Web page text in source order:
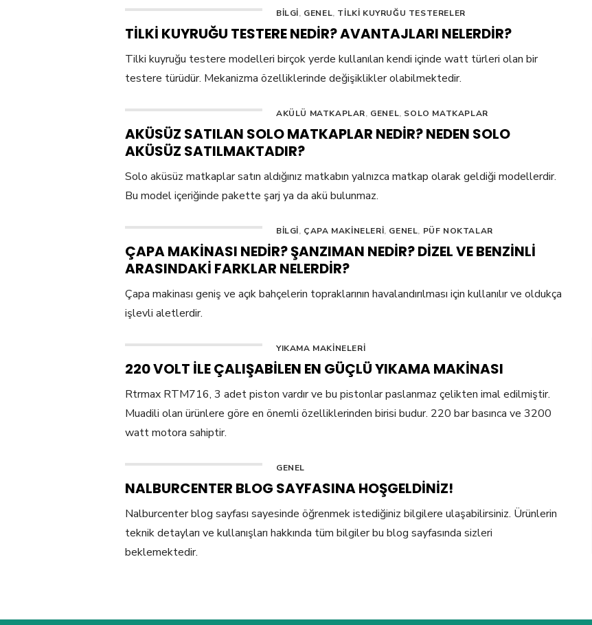
BILGI, GENEL, TILKI KUYRUĞU TESTERELER
TILKI KUYRUĞU TESTERE NEDIR? AVANTAJLARI NELERDIR?
Tilki kuyruğu testere modelleri birçok yerde kullanılan kendi içinde watt türleri olan bir
testere türüdür. Mekanizma özelliklerinde değişiklikler olabilmektedir.
AKÜLÜ MATKAPLAR, GENEL, SOLO MATKAPLAR
AKÜSÜZ SATILAN SOLO MATKAPLAR NEDIR? NEDEN SOLO
AKÜSÜZ SATILMAKTADIR?
Solo aküsüz matkaplar satın aldığınız matkabın yalnızca matkap olarak geldiği modellerdir.
Bu model içeriğinde pakette şarj ya da akü bulunmaz.
BILGI, ÇAPA MAKINELERI, GENEL, PÜF NOKTALAR
ÇAPA MAKINASI NEDIR? ŞANZIMAN NEDIR? DIZEL VE BENZINLI
ARASINDAKI FARKLAR NELERDIR?
Çapa makinası geniş ve açık bahçelerin topraklarının havalandırılması için kullanılır ve oldukça
işlevli aletlerdir.
YIKAMA MAKINELERI
220 VOLT ILE ÇALIŞABILEN EN GÜÇLÜ YIKAMA MAKINASI
Rtrmax RTM716, 3 adet piston vardır ve bu pistonlar paslanmaz çelikten imal edilmiştir.
Muadili olan ürünlere göre en önemli özelliklerinden birisi budur. 220 bar basınca ve 3200
watt motora sahiptir.
GENEL
NALBURCENTER BLOG SAYFASINA HOŞGELDINIZ!
Nalburcenter blog sayfası sayesinde öğrenmek istediğiniz bilgilere ulaşabilirsiniz. Ürünlerin
teknik detayları ve kullanışları hakkında tüm bilgiler bu blog sayfasında sizleri
beklemektedir.